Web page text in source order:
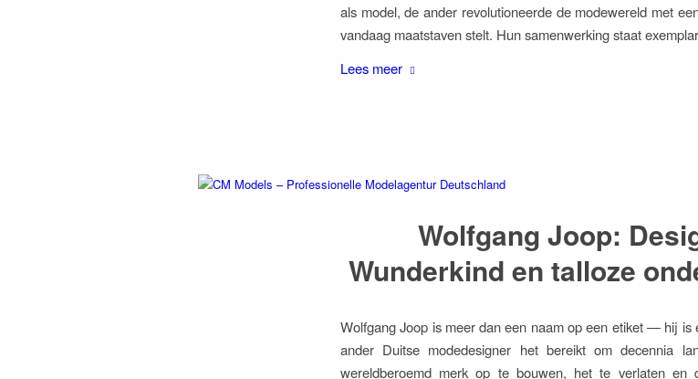
als model, de ander revolutioneerde de modewereld met
vandaag maatstaven stelt. Hun samenwerking staat
Lees meer
Wolfgang Joop:
Wunderkind en talloze
Wolfgang Joop is meer dan een naam op een etiket — hij is
ander Duitse modedesigner het bereikt om decennia
wereldberoemd merk op te bouwen, het te verlaten en